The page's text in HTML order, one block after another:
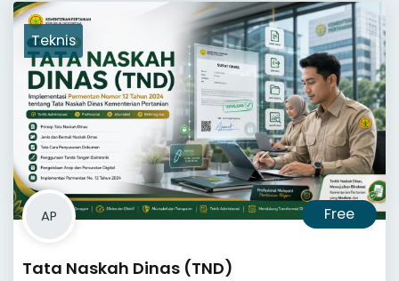
Teknis
AP Free
Tata Naskah Dinas (TND)